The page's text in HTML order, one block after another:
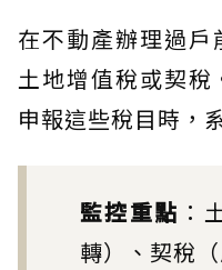
在不動產辦理過
土地增值稅或契稅
申報這些稅目時，
監控重點 ：
轉）、契稅